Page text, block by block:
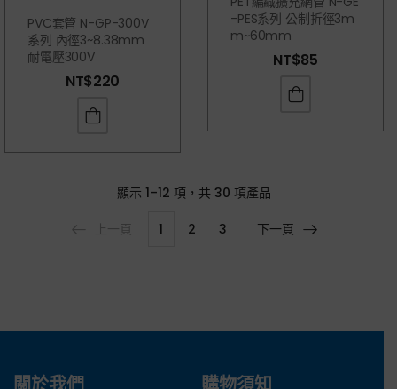
PVC套管 N-GP-300V
系列 內徑3~8.38mm
耐電壓300V
NT$220
-PES系列 公制折徑3m
M~60mm
NT$85
顯示 1–12 項，共 30 項產品
上一頁 1 2 3 下一頁